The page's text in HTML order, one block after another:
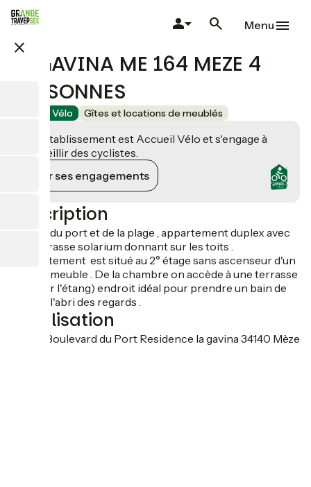
Aller
au
principal
close
Menu
LE GAVINA ME 164 MEZE 4
PERSONNES
Accueil Vélo Gîtes et locations de meublés
Cet établissement est Accueil Vélo et s'engage à
accueillir des cyclistes.
Voir ses engagements
Description
A 2 pas du port et de la plage , appartement duplex avec
une terrasse solarium donnant sur les toits .
L'appartement est situé au 2° étage sans ascenseur d'un
petit immeuble . De la chambre on accède à une terrasse
( vue sur l'étang) endroit idéal pour prendre un bain de
soleil à l'abri des regards .
Localisation
40 Bis Boulevard du Port Residence la gavina 34140 Mèze